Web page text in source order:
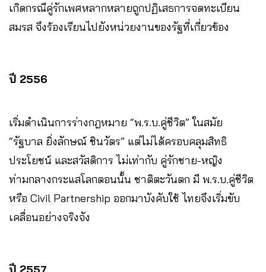
เกิดกรณีคู่รักเพศหลากหลายถูกปฏิเสธการจดทะเบียน
สมรส จึงร้องเรียนไปยังหน่วยงานของรัฐที่เกี่ยวข้อง
ปี 2556
เริ่มดำเนินการร่างกฎหมาย “พ.ร.บ.คู่ชีวิต” ในสมัย
“รัฐบาล ยิ่งลักษณ์ ชินวัตร” แต่ไม่ได้ครอบคลุมสิทธิ
ประโยชน์ และสวัสดิการ ไม่เท่ากับ คู่รักชาย-หญิง
ท่ามกลางกระแสโลกตอนนั้น ชาติตะวันตก มี พ.ร.บ.คู่ชีวิต
หรือ Civil Partnership ออกมาบังคับใช้ ไทยจึงเริ่มขับ
เคลื่อนอย่างจริงจัง